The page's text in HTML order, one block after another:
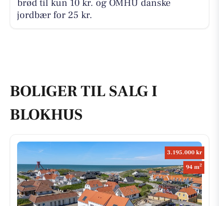
brød til kun 10 kr. og OMHU danske
jordbær for 25 kr.
BOLIGER TIL SALG I
BLOKHUS
3.195.000 kr
94 m2